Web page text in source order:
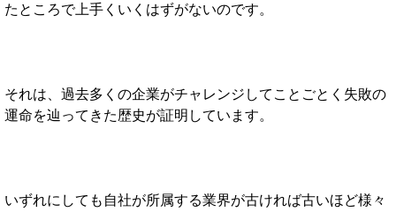
たところで上手くいくはずがないのです。
それは、過去多くの企業がチャレンジしてことごとく失敗の
運命を辿ってきた歴史が証明しています。
いずれにしても自社が所属する業界が古ければ古いほど様々